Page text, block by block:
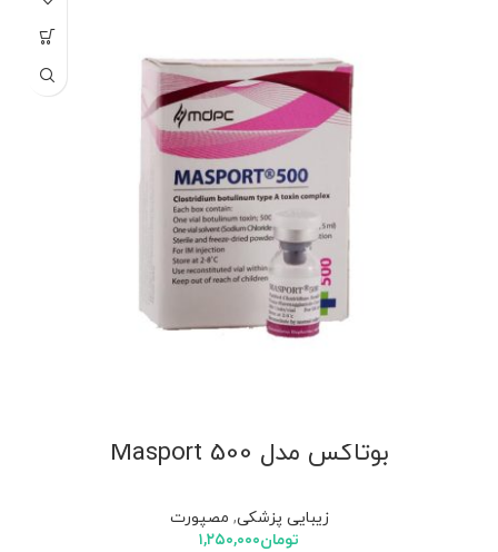
بوتاکس مدل Masport 500
زیبایی پزشکی, مصپورت
تومان۱,۲۵۰,۰۰۰